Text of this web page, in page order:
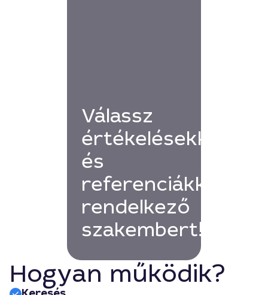
Válassz
értékelésekkel
és
referenciákkal
rendelkező
szakembert!
Hogyan működik?